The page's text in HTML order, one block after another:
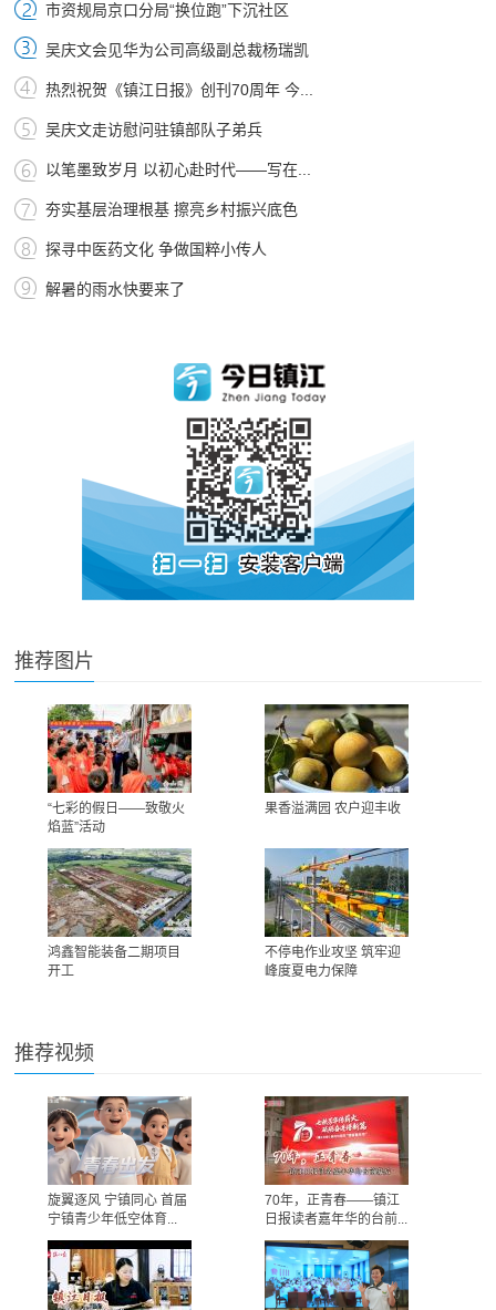
市资规局京口分局“换位跑”下沉社区
吴庆文会见华为公司高级副总裁杨瑞凯
热烈祝贺《镇江日报》创刊70周年 今...
吴庆文走访慰问驻镇部队子弟兵
以笔墨致岁月 以初心赴时代——写在...
夯实基层治理根基 擦亮乡村振兴底色
探寻中医药文化 争做国粹小传人
解暑的雨水快要来了
推荐图片
“七彩的假日——致敬火
焰蓝”活动
果香溢满园 农户迎丰收
鸿鑫智能装备二期项目
开工
不停电作业攻坚 筑牢迎
峰度夏电力保障
推荐视频
旋翼逐风 宁镇同心 首届
宁镇青少年低空体育...
70年，正青春——镇江
日报读者嘉年华的台前...